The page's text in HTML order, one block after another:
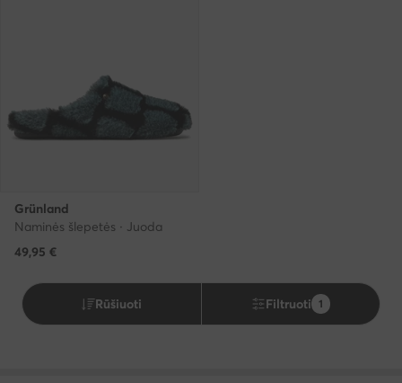
Grünland
Naminės šlepetės · Juoda
49,95 €
Rūšiuoti Filtruoti 1